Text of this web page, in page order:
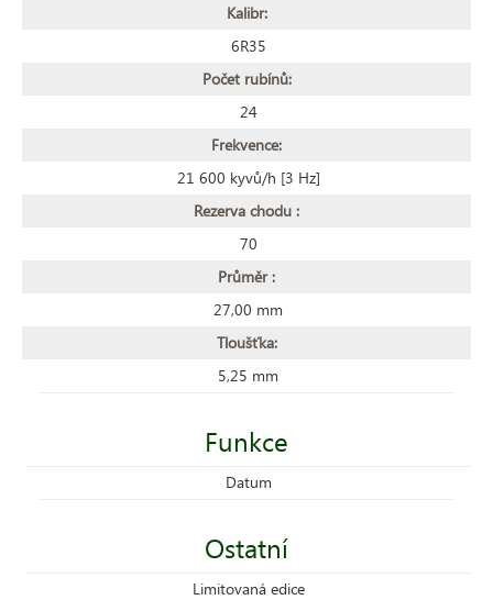
Kalibr:
6R35
Počet rubínů:
24
Frekvence:
21 600 kyvů/h [3 Hz]
Rezerva chodu :
70
Průměr :
27,00 mm
Tloušťka:
5,25 mm
Funkce
Datum
Ostatní
Limitovaná edice